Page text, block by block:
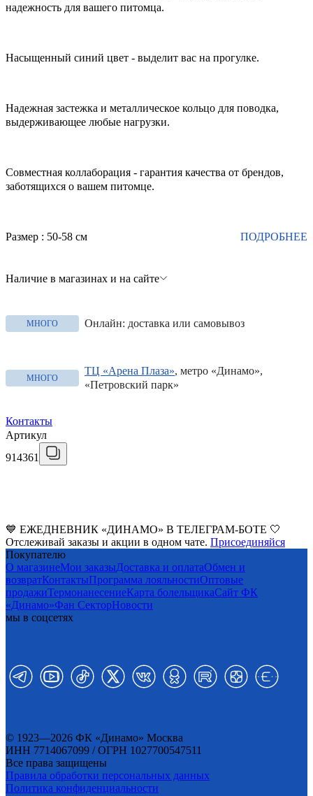
надежность для вашего питомца.
Насыщенный синий цвет - выделит вас на прогулке.
Надежная застежка и металлическое кольцо для поводка,
выдерживающее любые нагрузки.
Совместная коллаборация - гарантия качества от брендов,
заботящихся о вашем питомце.
Размер : 50-58 см ПОДРОБНЕЕ
Наличие в магазинах и на сайте
МНОГО Онлайн: доставка или самовывоз
МНОГО
ТЦ «Арена Плаза», метро «Динамо»,
«Петровский парк»
Контакты
Артикул
914361
💙 ЕЖЕДНЕВНИК «ДИНАМО» В ТЕЛЕГРАМ-БОТЕ 🤍
Отслеживай заказы и акции в одном чате. Присоединяйся
Покупателю
О магазинеМои заказыДоставка и оплатаОбмен и
возвратКонтактыПрограмма лояльностиОптовые
продажиТермонанесениеКарта болельщикаСайт ФК
«Динамо»Фан CекторНовости
мы в соцсетях
© 1923—2026 ФК «Динамо» Москва
ИНН 7714067099 / ОГРН 1027700547511
Все права защищены
Правила обработки персональных данных
Политика конфиденциальности